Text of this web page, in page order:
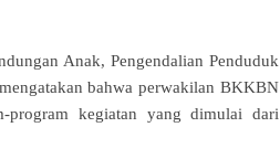
Anak, Pengendalian Penduduk
bahwa perwakilan BKKBN
program kegiatan yang dimulai dari